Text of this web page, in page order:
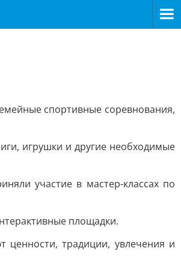
спортивные соревнования,
игрушки и другие необходимые
участие в мастер-классах по
площадки.
ценности, традиции, увлечения и